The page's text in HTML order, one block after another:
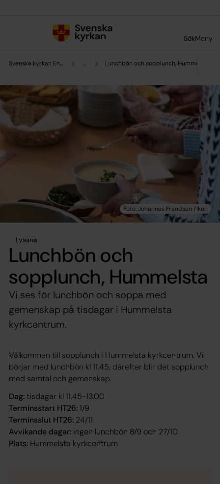
SökMeny
Svenska kyrkan Enköping ... Lunchbön och sopplunch, Hummelsta
Lyssna
Lunchbön och
sopplunch, Hummelsta
Vi ses för lunchbön och soppa med
gemenskap på tisdagar i Hummelsta
kyrkcentrum.
Välkommen till sopplunch i Hummelsta kyrkcentrum. Vi
börjar med lunchbön kl 11.45, därefter blir det sopplunch
med samtal och gemenskap.
Dag:tisdagar kl 11.45-13.00
Terminsstart HT26: 1/9
Terminsslut HT26: 24/11
Avvikande dagar: ingen lunchbön 8/9 och 27/10
Plats: Hummelsta kyrkcentrum